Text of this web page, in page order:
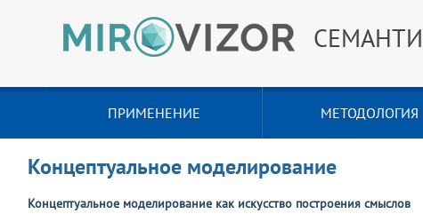
ПРИМЕНЕНИЕ МЕТОДОЛОГИЯ
Концептуальное моделирование
Концептуальное моделирование как искусство построения смыслов